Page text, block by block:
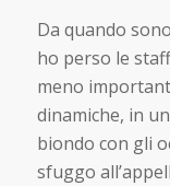
Da quando
ho perso le
meno
dinamiche, in
biondo con gli
sfuggo